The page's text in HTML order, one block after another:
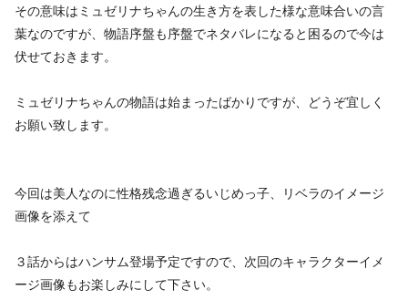
その意味はミュゼリナちゃんの生き方を表した様な意味合いの言
葉なのですが、物語序盤も序盤でネタバレになると困るので今は
伏せておきます。
ミュゼリナちゃんの物語は始まったばかりですが、どうぞ宜しく
お願い致します。
今回は美人なのに性格残念過ぎるいじめっ子、リベラのイメージ
画像を添えて
３話からはハンサム登場予定ですので、次回のキャラクターイメ
ージ画像もお楽しみにして下さい。